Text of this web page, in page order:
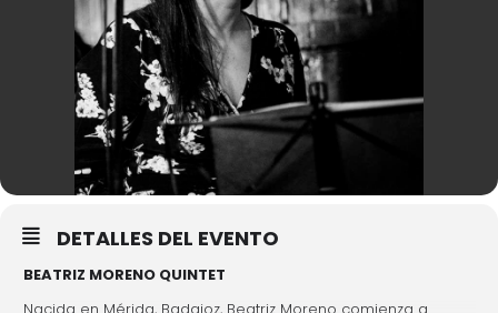
DETALLES DEL EVENTO
BEATRIZ MORENO QUINTET